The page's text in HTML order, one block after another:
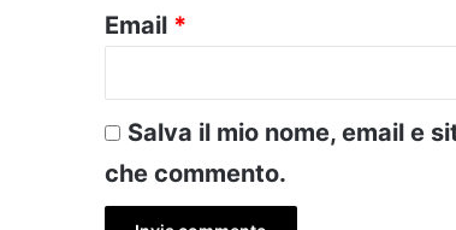
Email *
Salva il mio nome, email e
che commento.